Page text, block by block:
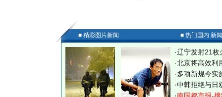
■ 精彩图片新闻 ■ 热门国内 新
·辽宁发射21枚
·北京将高效利
·多项新规今实
·中韩拒绝与日